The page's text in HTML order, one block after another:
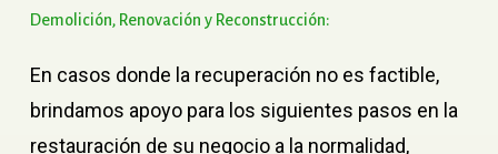
Demolición, Renovación y Reconstrucción:
En casos donde la recuperación no es factible,
brindamos apoyo para los siguientes pasos en la
restauración de su negocio a la normalidad,